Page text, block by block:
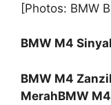
[Photos: BMW
BMW M4
BMW M4
MerahBMW